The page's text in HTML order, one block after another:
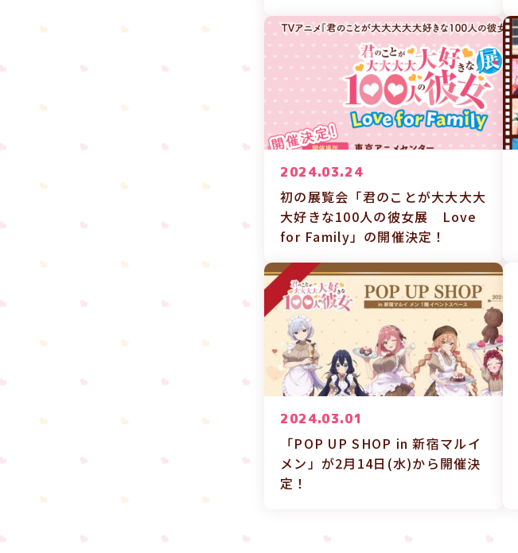
2024.03.24
初の展覧会「君のことが大大大大
大好きな100人の彼女展 Love
for Family」の開催決定！
2024.03.01
「POP UP SHOP in 新宿マルイ
メン」が2月14日(水)から開催決
定！